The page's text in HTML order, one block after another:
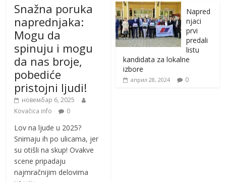
Snažna poruka
naprednjaka:
Mogu da
spinuju i mogu
da nas broje,
pobediće
pristojni ljudi!
новембар 6, 2025
Kovačica info
0
Lov na ljude u 2025?
Snimaju ih po ulicama, jer
su otišli na skup! Ovakve
scene pripadaju
najmračnijim delovima
Napred
njaci
prvi
predali
listu
kandidata za lokalne
izbore
април 28, 2024 0